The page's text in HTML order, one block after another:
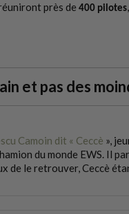
près de 400 pilotes
et pas des
Camoin dit « Ceccè »,
du monde EWS. Il
de le retrouver, Ceccè